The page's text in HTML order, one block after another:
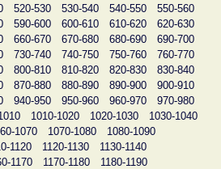
520-530 530-540 540-550
550-560
590-600 600-610 610-620
620-630
660-670 670-680 680-690
690-700
730-740 740-750 750-760
760-770
800-810 810-820 820-830
830-840
870-880 880-890 890-900
900-910
940-950 950-960 960-970
970-980
1010-1020 1020-1030
1030-1040
1070 1070-1080
1080-1090
1120 1120-1130
1130-1140
1170 1170-1180
1180-1190